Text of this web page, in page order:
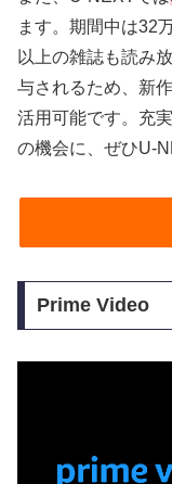
ます。期間中は32
以上の雑誌も読み
与されるため、新
活用可能です。充
の機会に、ぜひU-
Prime Video